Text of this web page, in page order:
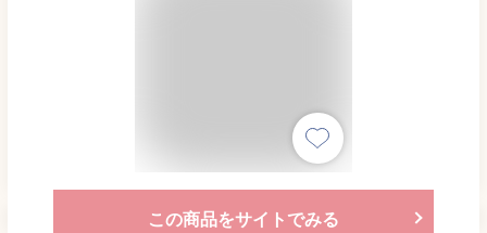
この商品をサイトでみる